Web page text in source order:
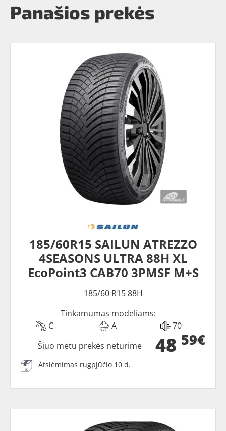
Panašios prekės
185/60R15 SAILUN ATREZZO
4SEASONS ULTRA 88H XL
EcoPoint3 CAB70 3PMSF M+S
185/60 R15 88H
Tinkamumas modeliams:
C
A 70
48 59€
Šiuo metu prekės neturime
Atsiėmimas rugpjūčio 10 d.